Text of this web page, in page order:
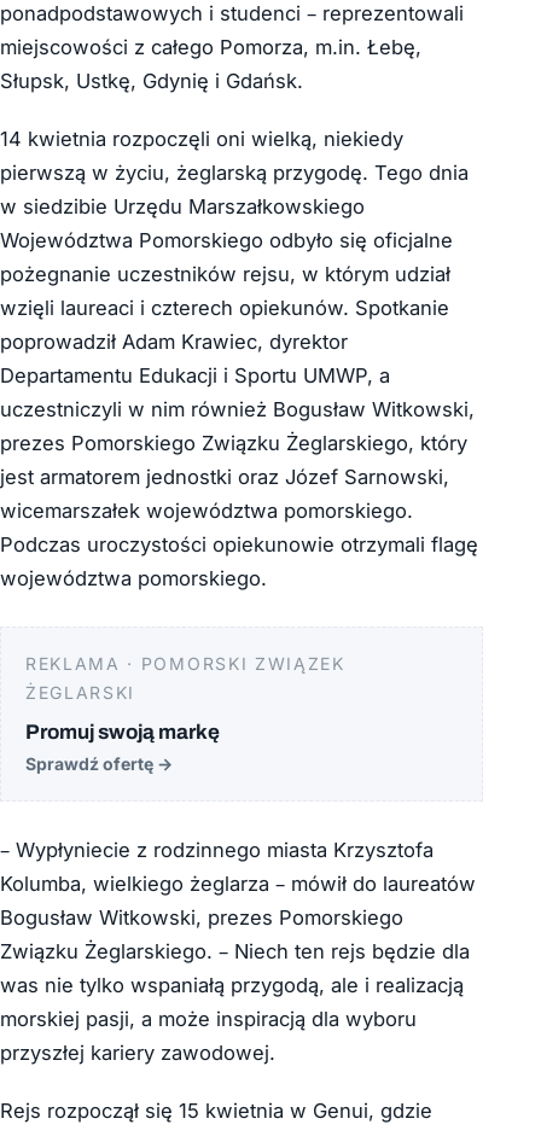
ponadpodstawowych i studenci – reprezentowali
miejscowości z całego Pomorza, m.in. Łebę,
Słupsk, Ustkę, Gdynię i Gdańsk.
14 kwietnia rozpoczęli oni wielką, niekiedy
pierwszą w życiu, żeglarską przygodę. Tego dnia
w siedzibie Urzędu Marszałkowskiego
Województwa Pomorskiego odbyło się oficjalne
pożegnanie uczestników rejsu, w którym udział
wzięli laureaci i czterech opiekunów. Spotkanie
poprowadził Adam Krawiec, dyrektor
Departamentu Edukacji i Sportu UMWP, a
uczestniczyli w nim również Bogusław Witkowski,
prezes Pomorskiego Związku Żeglarskiego, który
jest armatorem jednostki oraz Józef Sarnowski,
wicemarszałek województwa pomorskiego.
Podczas uroczystości opiekunowie otrzymali flagę
województwa pomorskiego.
REKLAMA · POMORSKI ZWIĄZEK
ŻEGLARSKI
Promuj swoją markę
Sprawdź ofertę →
– Wypłyniecie z rodzinnego miasta Krzysztofa
Kolumba, wielkiego żeglarza – mówił do laureatów
Bogusław Witkowski, prezes Pomorskiego
Związku Żeglarskiego. – Niech ten rejs będzie dla
was nie tylko wspaniałą przygodą, ale i realizacją
morskiej pasji, a może inspiracją dla wyboru
przyszłej kariery zawodowej.
Rejs rozpoczął się 15 kwietnia w Genui, gdzie